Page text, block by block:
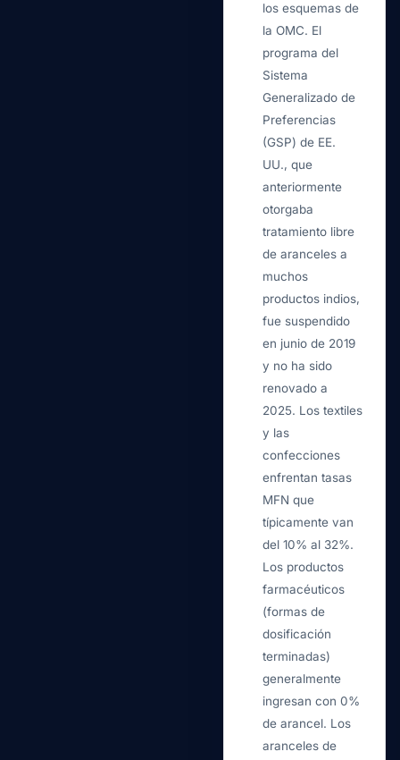
los esquemas de
la OMC. El
programa del
Sistema
Generalizado de
Preferencias
(GSP) de EE.
UU., que
anteriormente
otorgaba
tratamiento libre
de aranceles a
muchos
productos indios,
fue suspendido
en junio de 2019
y no ha sido
renovado a
2025. Los textiles
y las
confecciones
enfrentan tasas
MFN que
típicamente van
del 10% al 32%.
Los productos
farmacéuticos
(formas de
dosificación
terminadas)
generalmente
ingresan con 0%
de arancel. Los
aranceles de